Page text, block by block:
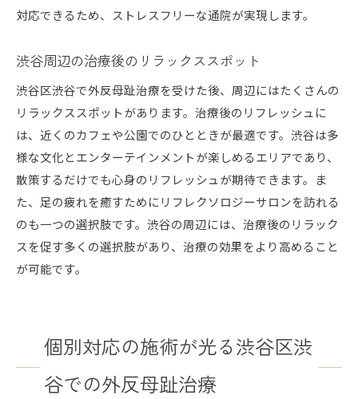
対応できるため、ストレスフリーな通院が実現します。
渋谷周辺の治療後のリラックススポット
渋谷区渋谷で外反母趾治療を受けた後、周辺にはたくさんの
リラックススポットがあります。治療後のリフレッシュに
は、近くのカフェや公園でのひとときが最適です。渋谷は多
様な文化とエンターテインメントが楽しめるエリアであり、
散策するだけでも心身のリフレッシュが期待できます。ま
た、足の疲れを癒すためにリフレクソロジーサロンを訪れる
のも一つの選択肢です。渋谷の周辺には、治療後のリラック
スを促す多くの選択肢があり、治療の効果をより高めること
が可能です。
個別対応の施術が光る渋谷区渋
谷での外反母趾治療